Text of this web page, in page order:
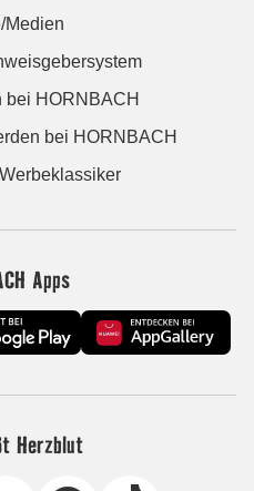
Medien
bei HORNBACH
bei HORNBACH
Apps
Herzblut